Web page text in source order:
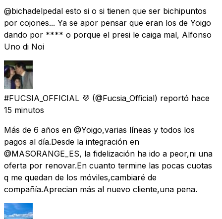
@bichadelpedal esto si o si tienen que ser bichipuntos
por cojones... Ya se apor pensar que eran los de Yoigo
dando por **** o porque el presi le caiga mal, Alfonso
Uno di Noi
#FUCSIA_OFFICIAL 💜 (@Fucsia_Official) reportó hace
15 minutos
Más de 6 años en @Yoigo,varias líneas y todos los
pagos al día.Desde la integración en
@MASORANGE_ES, la fidelización ha ido a peor,ni una
oferta por renovar.En cuanto termine las pocas cuotas
q me quedan de los móviles,cambiaré de
compañía.Aprecian más al nuevo cliente,una pena.